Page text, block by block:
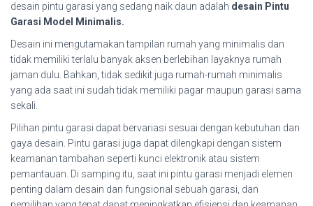
desain pintu garasi yang sedang naik daun adalah desain Pintu
Garasi Model Minimalis.
Desain ini mengutamakan tampilan rumah yang minimalis dan
tidak memiliki terlalu banyak aksen berlebihan layaknya rumah
jaman dulu. Bahkan, tidak sedikit juga rumah-rumah minimalis
yang ada saat ini sudah tidak memiliki pagar maupun garasi sama
sekali.
Pilihan pintu garasi dapat bervariasi sesuai dengan kebutuhan dan
gaya desain. Pintu garasi juga dapat dilengkapi dengan sistem
keamanan tambahan seperti kunci elektronik atau sistem
pemantauan. Di samping itu, saat ini pintu garasi menjadi elemen
penting dalam desain dan fungsional sebuah garasi, dan